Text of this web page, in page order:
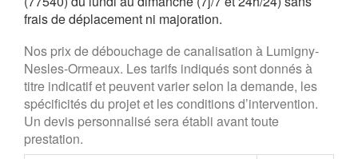
frais de déplacement ni majoration.
Nos prix de débouchage de canalisation à Lumigny-
Nesles-Ormeaux. Les tarifs indiqués sont donnés à
titre indicatif et peuvent varier selon la demande, les
spécificités du projet et les conditions d’intervention.
Un devis personnalisé sera établi avant toute
prestation.